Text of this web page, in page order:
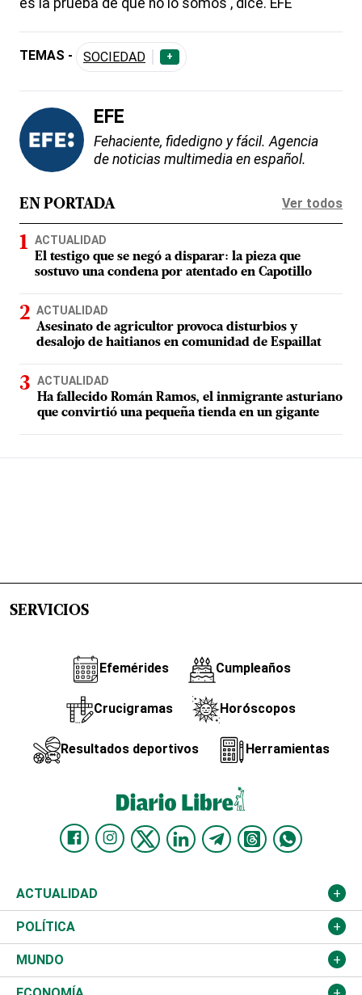
es la prueba de que no lo somos', dice. EFE
TEMAS - SOCIEDAD +
EFE
Fehaciente, fidedigno y fácil. Agencia
de noticias multimedia en español.
EN PORTADA Ver todos
ACTUALIDAD
El testigo que se negó a disparar: la pieza que
sostuvo una condena por atentado en Capotillo
ACTUALIDAD
Asesinato de agricultor provoca disturbios y
desalojo de haitianos en comunidad de Espaillat
ACTUALIDAD
Ha fallecido Román Ramos, el inmigrante asturiano
que convirtió una pequeña tienda en un gigante
SERVICIOS
Efemérides Cumpleaños
Crucigramas Horóscopos
Resultados deportivos Herramientas
ACTUALIDAD
Nacional
Ciudad
Educación
POLÍTICA
Partidos
MUNDO